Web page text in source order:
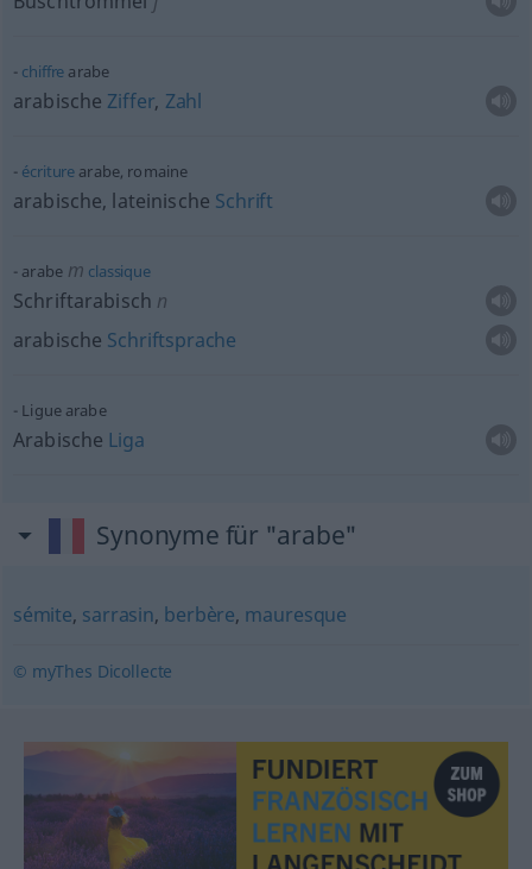
chiffre arabe
arabische Ziffer, Zahl
écriture arabe, romaine
arabische, lateinische Schrift
arabem classique
Schriftarabisch n
arabische Schriftsprache
Ligue arabe
Arabische Liga
Synonyme für "arabe"
sémite, sarrasin, berbère, mauresque
© myThes Dicollecte